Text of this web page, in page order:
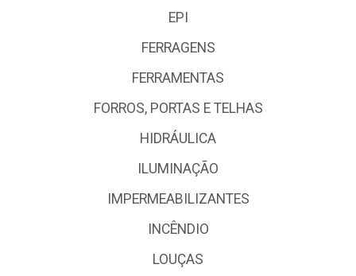
EPI
FERRAGENS
FERRAMENTAS
FORROS, PORTAS E TELHAS
HIDRÁULICA
ILUMINAÇÃO
IMPERMEABILIZANTES
INCÊNDIO
LOUÇAS